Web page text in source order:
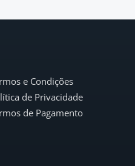
e Condições
de Privacidade
de Pagamento